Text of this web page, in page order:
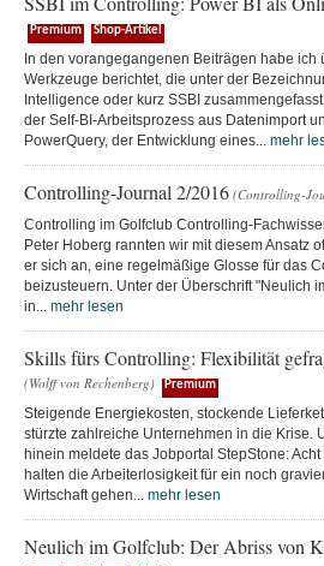
Premium Shop-Artikel
In den vorangegangenen Beiträgen habe ich
Werkzeuge berichtet, die unter der
Intelligence oder kurz SSBI
der Self-BI-Arbeitsprozess aus Datenimport
PowerQuery, der Entwicklung eines... mehr
Controlling-Journal 2/2016 (Controlling-
Controlling im Golfclub Controlling-
Peter Hoberg rannten wir mit diesem Ansatz
er sich an, eine regelmäßige Glosse für das
beizusteuern. Unter der Überschrift "Neulich
in... mehr lesen
Skills fürs Controlling: Flexibilität
(Wolff von Rechenberg) Premium
Steigende Energiekosten, stockende
stürzte zahlreiche Unternehmen in die Krise.
hinein meldete das Jobportal StepStone:
halten die Arbeiterlosigkeit für ein noch
Wirtschaft gehen... mehr lesen
Neulich im Golfclub: Der Abriss von